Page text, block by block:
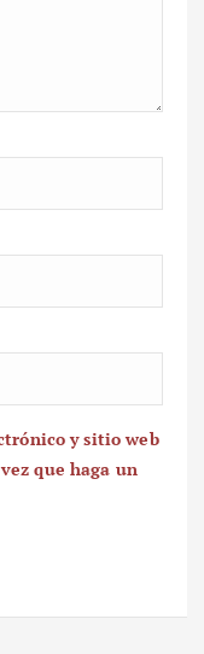
y sitio web
que haga un